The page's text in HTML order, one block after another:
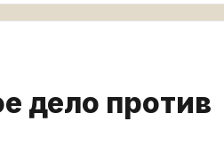
дело против